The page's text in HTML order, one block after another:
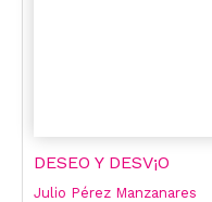
DESEO Y DESV¡O
Julio Pérez Manzanares